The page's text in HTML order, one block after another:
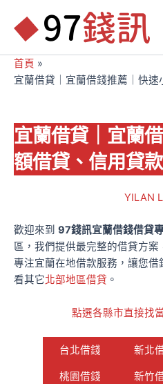
要 首頁
宜蘭借貸｜宜蘭借錢推薦｜快
宜蘭借貸｜宜蘭
額借貸、信用貸
YILAN
歡迎來到 97錢訊宜蘭借錢借貸
區，我們提供最完整的借貸方案
專注宜蘭在地借款服務，讓您
看其它北部地區借貸 。
點選各縣市直接找
台北借錢 新北
桃園借錢 新竹